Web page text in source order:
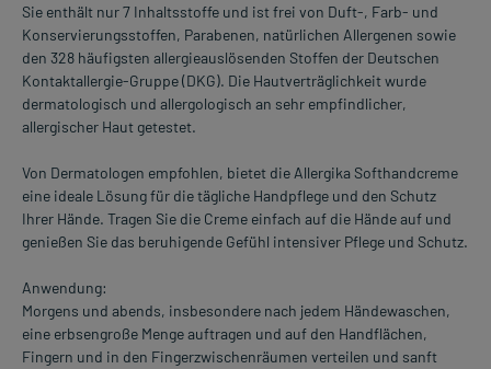
Sie enthält nur 7 Inhaltsstoffe und ist frei von Duft-, Farb- und
Konservierungsstoffen, Parabenen, natürlichen Allergenen sowie
den 328 häufigsten allergieauslösenden Stoffen der Deutschen
Kontaktallergie-Gruppe (DKG). Die Hautverträglichkeit wurde
dermatologisch und allergologisch an sehr empfindlicher,
allergischer Haut getestet.
Von Dermatologen empfohlen, bietet die Allergika Softhandcreme
eine ideale Lösung für die tägliche Handpflege und den Schutz
Ihrer Hände. Tragen Sie die Creme einfach auf die Hände auf und
genießen Sie das beruhigende Gefühl intensiver Pflege und Schutz.
Anwendung:
Morgens und abends, insbesondere nach jedem Händewaschen,
eine erbsengroße Menge auftragen und auf den Handflächen,
Fingern und in den Fingerzwischenräumen verteilen und sanft